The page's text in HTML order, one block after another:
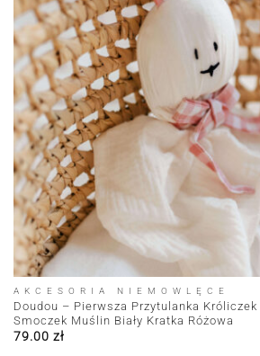
AKCESORIA NIEMOWLĘCE
Doudou – Pierwsza Przytulanka
Smoczek Muślin Biały Kratka Różowa
79.00 zł